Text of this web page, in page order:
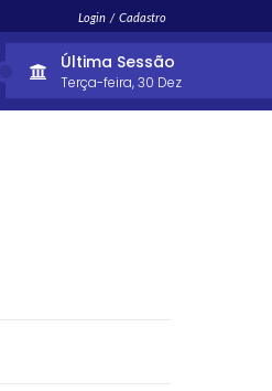
Login / Cadastro
Última Sessão
Terça-feira 30 Dez